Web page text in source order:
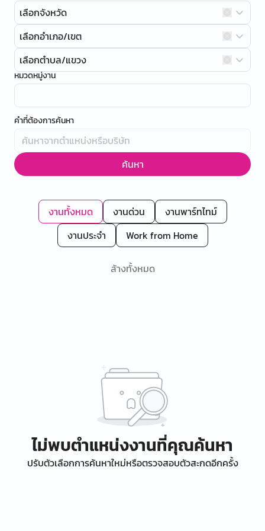
เลือกจังหวัด
เลือกอำเภอ/เขต
เลือกตำบล/แขวง
หมวดหมู่งาน
คำที่ต้องการค้นหา
ค้นหา
งานทั้งหมด งานด่วน
งานพาร์ทไทม์
งานประจำ
Work from Home
ล้างทั้งหมด
ไม่พบตำแหน่งงานที่คุณค้นหา
ปรับตัวเลือกการค้นหาใหม่หรือตรวจสอบตัวสะกดอีกครั้ง